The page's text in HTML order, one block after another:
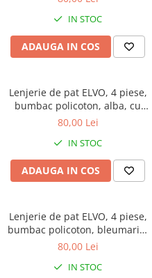
IN STOC
ADAUGA IN COS
Lenjerie de pat ELVO, 4 piese,
bumbac policoton, alba, cu
flori albastre
80,00 Lei
IN STOC
ADAUGA IN COS
Lenjerie de pat ELVO, 4 piese,
bumbac policoton, bleumarin,
cu stelute multicolore
80,00 Lei
IN STOC